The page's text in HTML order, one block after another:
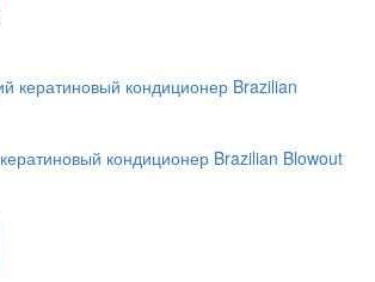
кондиционер Brazilian Blowout